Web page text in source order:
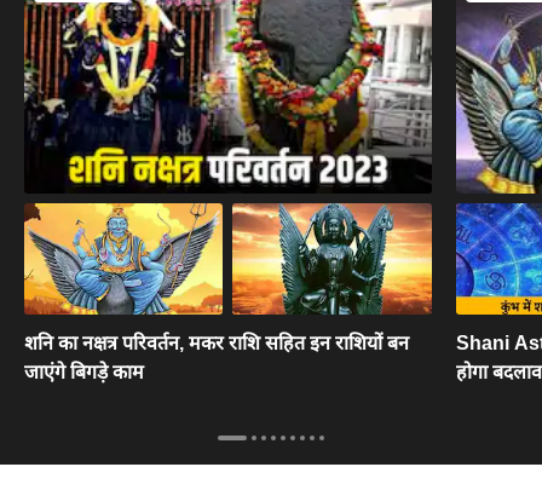
शनि का नक्षत्र परिवर्तन, मकर राशि सहित इन राशियों बन
जाएंगे बिगड़े काम
Shani Ast
होगा